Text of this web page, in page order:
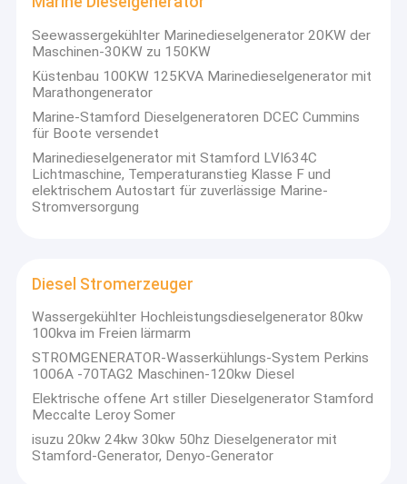
Seewassergekühlter Marinedieselgenerator 20KW der
Maschinen-30KW zu 150KW
Küstenbau 100KW 125KVA Marinedieselgenerator mit
Marathongenerator
Marine-Stamford Dieselgeneratoren DCEC Cummins
für Boote versendet
Marinedieselgenerator mit Stamford LVI634C
Lichtmaschine, Temperaturanstieg Klasse F und
elektrischem Autostart für zuverlässige Marine-
Stromversorgung
Diesel Stromerzeuger
Wassergekühlter Hochleistungsdieselgenerator 80kw
100kva im Freien lärmarm
STROMGENERATOR-Wasserkühlungs-System Perkins
1006A -70TAG2 Maschinen-120kw Diesel
Elektrische offene Art stiller Dieselgenerator Stamford
Meccalte Leroy Somer
isuzu 20kw 24kw 30kw 50hz Dieselgenerator mit
Stamford-Generator, Denyo-Generator